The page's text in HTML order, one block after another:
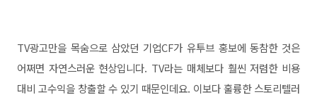
TV광고만을 목숨으로 삼았던 기업CF가 유투브 홍보에 동참한 것은
어쩌면 자연스러운 현상입니다. TV라는 매체보다 훨씬 저렴한 비용
대비 고수익을 창출할 수 있기 때문인데요. 이보다 훌륭한 스토리텔러